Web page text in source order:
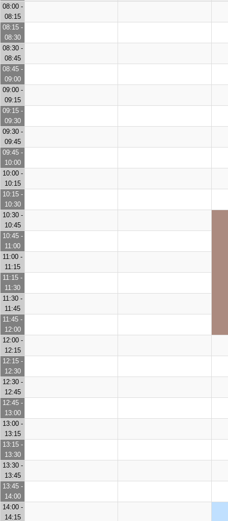
08:00 -
08:15
08:15 -
08:30
08:30 -
08:45
08:45 -
09:00
09:00 -
09:15
09:15 -
09:30
09:30 -
09:45
09:45 -
10:00
10:00 -
10:15
10:15 -
10:30
10:30 -
10:45
10:45 -
11:00
11:00 -
11:15
11:15 -
11:30
11:30 -
11:45
11:45 -
12:00
12:00 -
12:15
12:15 -
12:30
12:30 -
12:45
12:45 -
13:00
13:00 -
13:15
13:15 -
13:30
13:30 -
13:45
13:45 -
14:00
14:00 -
14:15